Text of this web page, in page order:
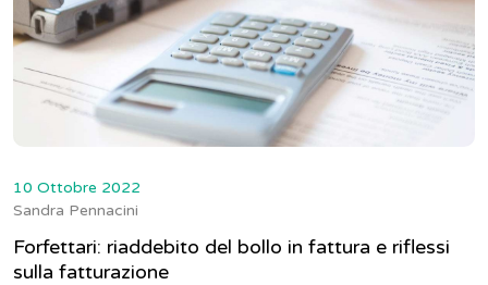
10 Ottobre 2022
Sandra Pennacini
Forfettari: riaddebito del bollo in fattura e riflessi
sulla fatturazione